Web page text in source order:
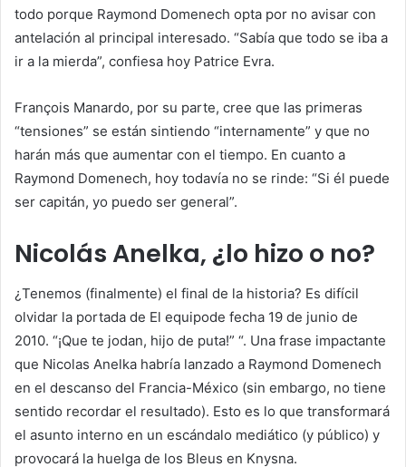
todo porque Raymond Domenech opta por no avisar con
antelación al principal interesado. “Sabía que todo se iba a
ir a la mierda”, confiesa hoy Patrice Evra.
François Manardo, por su parte, cree que las primeras
“tensiones” se están sintiendo “internamente” y que no
harán más que aumentar con el tiempo. En cuanto a
Raymond Domenech, hoy todavía no se rinde: “Si él puede
ser capitán, yo puedo ser general”.
Nicolás Anelka, ¿lo hizo o no?
¿Tenemos (finalmente) el final de la historia? Es difícil
olvidar la portada de El equipode fecha 19 de junio de
2010. “¡Que te jodan, hijo de puta!” “. Una frase impactante
que Nicolas Anelka habría lanzado a Raymond Domenech
en el descanso del Francia-México (sin embargo, no tiene
sentido recordar el resultado). Esto es lo que transformará
el asunto interno en un escándalo mediático (y público) y
provocará la huelga de los Bleus en Knysna.